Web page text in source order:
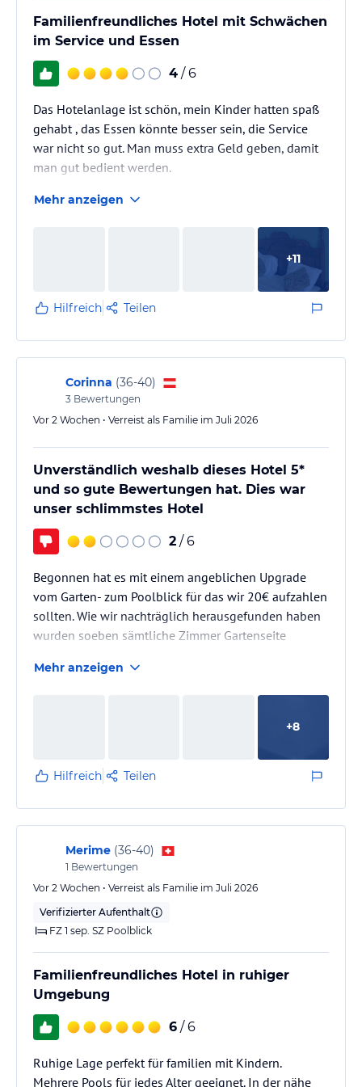
Familienfreundliches Hotel mit Schwächen
im Service und Essen
4 / 6
Das Hotelanlage ist schön, mein Kinder hatten spaß
gehabt , das Essen könnte besser sein, die Service
war nicht so gut. Man muss extra Geld geben, damit
man gut bedient werden.
Mehr anzeigen
+11
Hilfreich Teilen
Corinna (36-40)
3 Bewertungen
Vor 2 Wochen • Verreist als Familie im Juli 2026
Unverständlich weshalb dieses Hotel 5*
und so gute Bewertungen hat. Dies war
unser schlimmstes Hotel
2 / 6
Begonnen hat es mit einem angeblichen Upgrade
vom Garten- zum Poolblick für das wir 20€ aufzahlen
sollten. Wie wir nachträglich herausgefunden haben
wurden soeben sämtliche Zimmer Gartenseite
wurden Ameisen und keine sauben Bäder festgestellt.
Aufgrunddessen mussten wir den Aufpreis nicht
Silikondichtungen, sehr alte Duschkabinentassen
sind. Die Abflüsse der Waschbecken waren oft…
Mehr anzeigen
+8
Hilfreich Teilen
Merime (36-40)
1 Bewertungen
Vor 2 Wochen • Verreist als Familie im Juli 2026
Verifizierter Aufenthalt
FZ 1 sep. SZ Poolblick
Familienfreundliches Hotel in ruhiger
Umgebung
6 / 6
Ruhige Lage perfekt für familien mit Kindern.
Mehrere Pools für jedes Alter geeignet. In der nähe